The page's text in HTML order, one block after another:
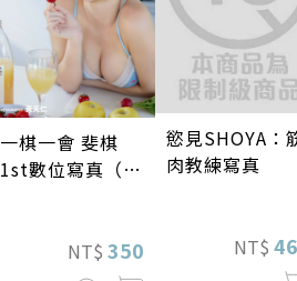
一棋一會 斐棋
1st數位寫真（含
NT$ 350
慾見SHOYA：
肉教練寫真
NT$